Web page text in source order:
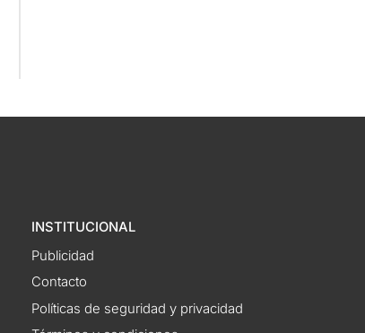
INSTITUCIONAL
Publicidad
Contacto
Políticas de seguridad y privacidad